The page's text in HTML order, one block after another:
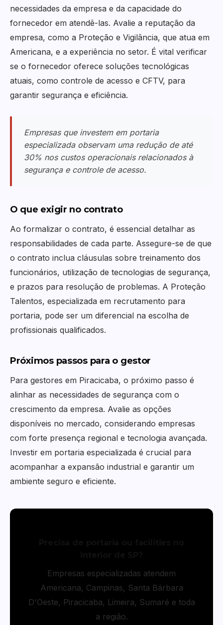
necessidades da empresa e da capacidade do
fornecedor em atendê-las. Avalie a reputação da
empresa, como a Proteção e Vigilância, que atua em
Americana, e a experiência no setor. É vital verificar
se o fornecedor oferece soluções tecnológicas
atuais, como controle de acesso e CFTV, para
garantir segurança e eficiência.
Empresas que investem em portaria
especializada observam uma redução de até
30% nos custos operacionais relacionados à
segurança e controle de acesso.
O que exigir no contrato
Ao formalizar o contrato, é essencial detalhar as
responsabilidades de cada parte. Assegure-se de que
o contrato inclua cláusulas sobre treinamento dos
funcionários, utilização de tecnologias de segurança,
e prazos para resolução de problemas. A Proteção
Talentos, especializada em recrutamento para
portaria, pode ser um diferencial na escolha de
profissionais qualificados.
Próximos passos para o gestor
Para gestores em Piracicaba, o próximo passo é
alinhar as necessidades de segurança com o
crescimento da empresa. Avalie as opções
disponíveis no mercado, considerando empresas
com forte presença regional e tecnologia avançada.
Investir em portaria especializada é crucial para
acompanhar a expansão industrial e garantir um
ambiente seguro e eficiente.
Empresas especializadas atendem
Americana, Campinas, Santa Bárbara
D'Oeste, Piracicaba, Limeira, Sumaré e toda
a região.